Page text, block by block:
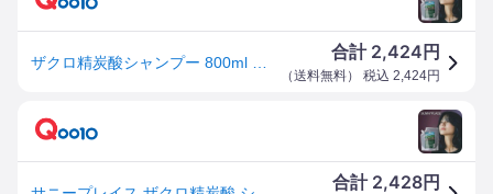
合計 2,424 円
（送料無料） 税込 2,424円
合計 2,428円